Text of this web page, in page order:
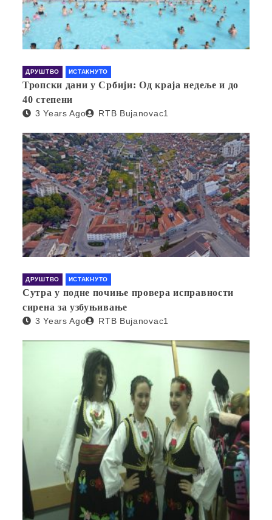
ДРУШТВО ИСТАКНУТО
Тропски дани у Србији: Од краја недеље и до
40 степени
3 Years Ago RTB Bujanovac1
ДРУШТВО ИСТАКНУТО
Сутра у подне почиње провера исправности
сирена за узбуњивање
3 Years Ago RTB Bujanovac1